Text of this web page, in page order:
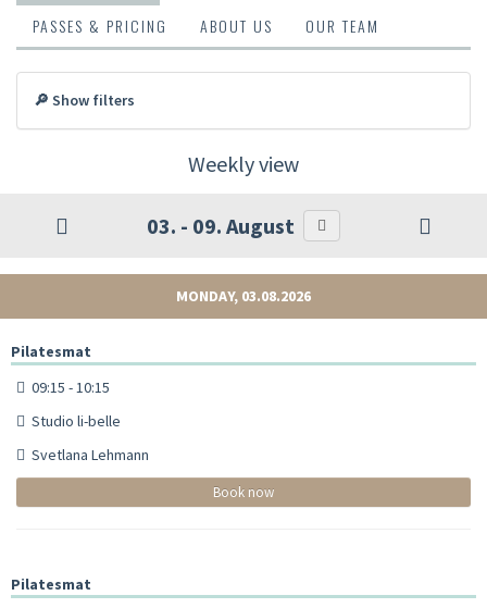
PASSES & PRICING
ABOUT US OUR TEAM
🔎 Show filters
Weekly view
03. - 09. August
MONDAY, 03.08.2026
Pilatesmat
09:15 - 10:15
Studio li-belle
Svetlana Lehmann
Book now
Pilatesmat